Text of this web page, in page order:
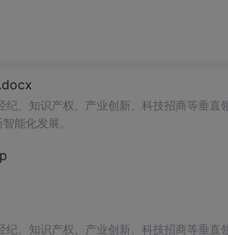
、知识产权、产业创新、科技招商等垂直
能化发展。
、知识产权、产业创新、科技招商等垂直